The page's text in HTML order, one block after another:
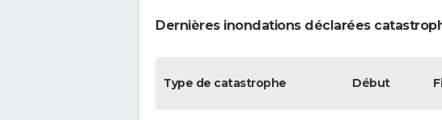
Dernières inondations déclarées
Type de catastrophe Début